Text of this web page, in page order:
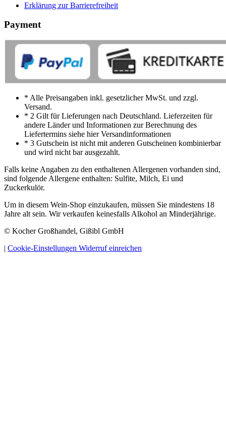
Erklärung zur Barrierefreiheit
Payment
* Alle Preisangaben inkl. gesetzlicher MwSt. und zzgl.
Versand.
* 2 Gilt für Lieferungen nach Deutschland. Lieferzeiten für
andere Länder und Informationen zur Berechnung des
Liefertermins siehe hier Versandinformationen
* 3 Gutschein ist nicht mit anderen Gutscheinen kombinierbar
und wird nicht bar ausgezahlt.
Falls keine Angaben zu den enthaltenen Allergenen vorhanden sind,
sind folgende Allergene enthalten: Sulfite, Milch, Ei und
Zuckerkulör.
Um in diesem Wein-Shop einzukaufen, müssen Sie mindestens 18
Jahre alt sein. Wir verkaufen keinesfalls Alkohol an Minderjährige.
© Kocher Großhandel, Gißibl GmbH
| Cookie-Einstellungen Widerruf einreichen